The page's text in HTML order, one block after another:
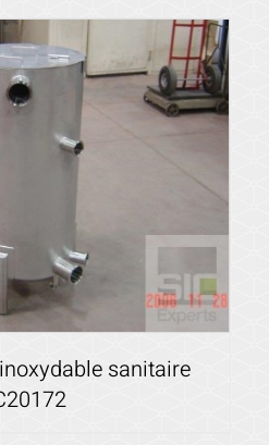
détails
sanitaire